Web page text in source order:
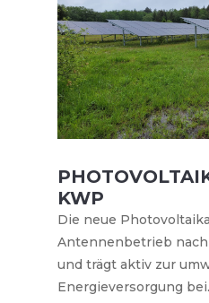
KWP
Die neue
Antennenbetrieb
und trägt aktiv zur
Energieversorgung bei.